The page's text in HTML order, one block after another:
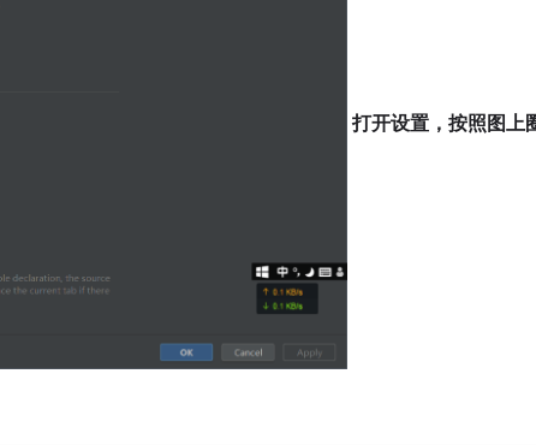
打开设置，按照图上